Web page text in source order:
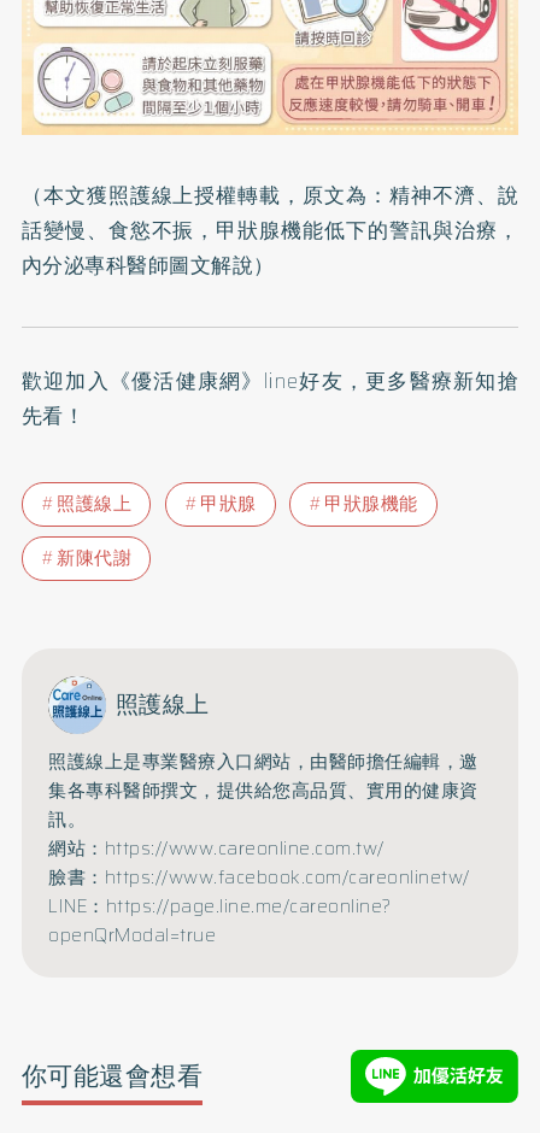
（本文獲照護線上授權轉載，原文為： 精神不濟、說
話變慢、食慾不振，甲狀腺機能低下的警訊與治療，
內分泌專科醫師圖文解說）
歡迎加入 《優活健康網》line好友 ，更多醫療新知搶
先看！
照護線上 甲狀腺
甲狀腺機能
新陳代謝
照護線上
照護線上是專業醫療入口網站，由醫師擔任編輯，邀
集各專科醫師撰文，提供給您高品質、實用的健康資
訊。
網站：https://www.careonline.com.tw/
臉書：https://www.facebook.com/careonlinetw/
LINE：https://page.line.me/careonline?
openQrModal=true
你可能還會想看